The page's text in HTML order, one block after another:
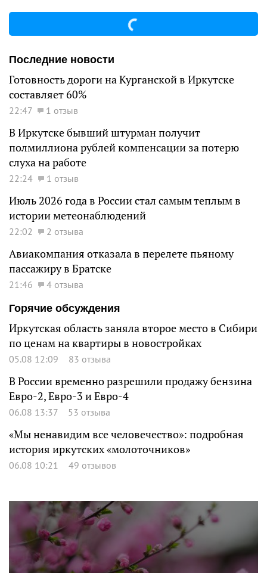
Последние новости
Готовность дороги на Курганской в Иркутске
составляет 60%
22:47 1 отзыв
В Иркутске бывший штурман получит
полмиллиона рублей компенсации за потерю
слуха на работе
22:24 1 отзыв
Июль 2026 года в России стал самым теплым в
истории метеонаблюдений
22:02 2 отзыва
Авиакомпания отказала в перелете пьяному
пассажиру в Братске
21:46
4 отзыва
Горячие обсуждения
Иркутская область заняла второе место в Сибири
по ценам на квартиры в новостройках
05.08 12:09 83 отзыва
В России временно разрешили продажу бензина
Евро-2, Евро-3 и Евро-4
06.08 13:37 53 отзыва
«Мы ненавидим все человечество»: подробная
история иркутских «молоточников»
06.08 10:21 49 отзывов